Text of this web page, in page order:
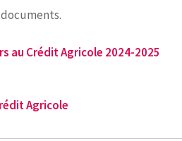
au Crédit Agricole 2024-2025
Agricole